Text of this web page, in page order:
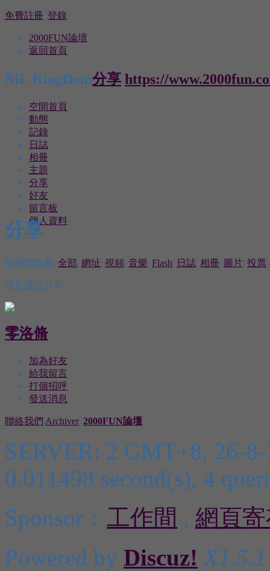
免費註冊 |登錄
2000FUN論壇
返回首頁
NiL KingDom分享 https://
空間首頁
動態
記錄
日誌
相冊
主題
分享
好友
留言板
個人資料
分享
按類型查看: 全部| 網址| 視頻| 音樂| Flash| 日誌| 相冊| 圖片| 投票|
現在還沒分享。
零洛脩
加為好友
給我留言
打個招呼
發送消息
聯絡我們|Archiver| 2000FUN論壇
SERVER: 2 GMT+8, 26-
0.011498 second(s), 4
Sponsor： 工作間 , 網頁
Powered by Discuz! X1.5.1